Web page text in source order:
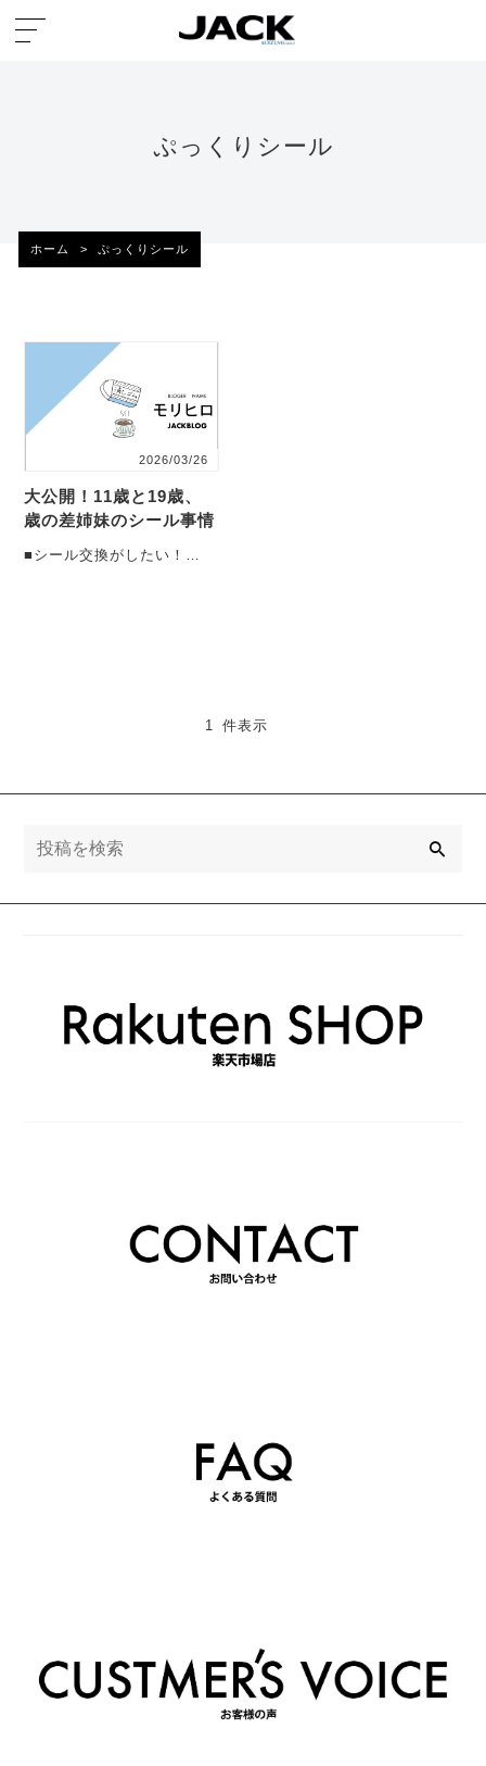
ぷっくりシール
ホーム > ぷっくりシール
2026/03/26
大公開！11歳と19歳、
歳の差姉妹のシール事情
■シール交換がしたい！
1 件表示